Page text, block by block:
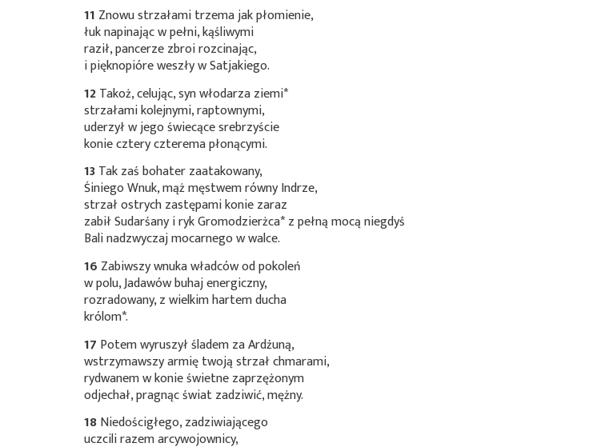
11 Znowu strzałami trzema jak płomienie,
łuk napinając w pełni, kąśliwymi
raził, pancerze zbroi rozcinając,
i pięknopióre weszły w Satjakiego.
12Takoż, celując, syn włodarzaziemi*
strzałami kolejnymi, raptownymi,
uderzył w jego świecące srebrzyście
konie cztery czterema płonącymi.
13Tak zaś bohater zaatakowany,
Śiniego Wnuk, mąż męstwem równy Indrze,
strzał ostrych zastępami konie zaraz
zabił Sudarśany i rykGromodzierżca*z pełną mocą niegdyś
Bali nadzwyczaj mocarnego w walce.
16 Zabiwszy wnuka władców od pokoleń
w polu, Jadawów buhaj energiczny,
rozradowany, z wielkim hartem ducha
królom*.
17 Potem wyruszył śladem za Ardźuną,
wstrzymawszy armię twoją strzał chmarami,
rydwanem w konie świetne zaprzężonym
odjechał, pragnąc świat zadziwić, mężny.
18Niedościgłego, zadziwiającego
uczcili razem arcywojownicy,